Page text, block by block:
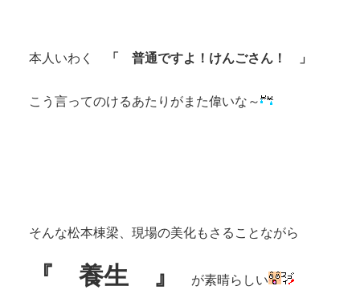
本人いわく 「 普通ですよ！けんごさん！ 」
こう言ってのけるあたりがまた偉いな～
そんな松本棟梁、現場の美化もさることながら
『 養生 』 が素晴らしい